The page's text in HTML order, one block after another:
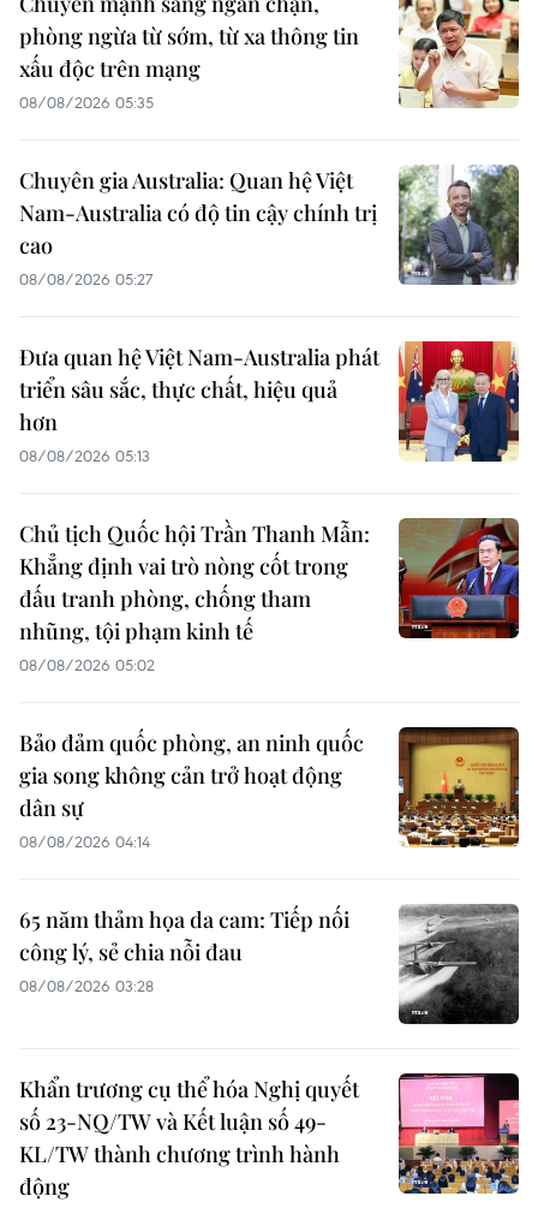
phòng ngừa từ sớm, từ xa thông tin
xấu độc trên mạng
08/08/2026 05:35
Chuyên gia Australia: Quan hệ Việt
Nam-Australia có độ tin cậy chính trị
cao
08/08/2026 05:27
Đưa quan hệ Việt Nam-Australia phát
triển sâu sắc, thực chất, hiệu quả
hơn
08/08/2026 05:13
Chủ tịch Quốc hội Trần Thanh Mẫn:
Khẳng định vai trò nòng cốt trong
đấu tranh phòng, chống tham
nhũng, tội phạm kinh tế
08/08/2026 05:02
Bảo đảm quốc phòng, an ninh quốc
gia song không cản trở hoạt động
dân sự
08/08/2026 04:14
65 năm thảm họa da cam: Tiếp nối
công lý, sẻ chia nỗi đau
08/08/2026 03:28
Khẩn trương cụ thể hóa Nghị quyết
số 23-NQ/TW và Kết luận số 49-
KL/TW thành chương trình hành
động